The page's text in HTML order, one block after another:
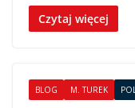
Czytaj więcej
BLOG M. TUREK